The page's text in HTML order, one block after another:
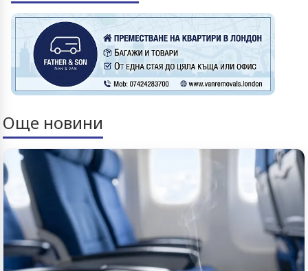
Още новини